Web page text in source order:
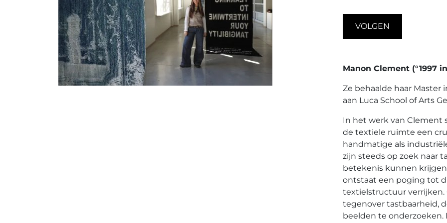
VOLGEN
Manon Clement (°1997
Ze behaalde haar
aan Luca School of Arts
In het werk van Clement
de textiele ruimte een
handmatige als
zijn steeds op zoek naar
betekenis kunnen
ontstaat een poging tot
textielstructuur
tegenover tastbaarheid,
beelden te onderzoeken.